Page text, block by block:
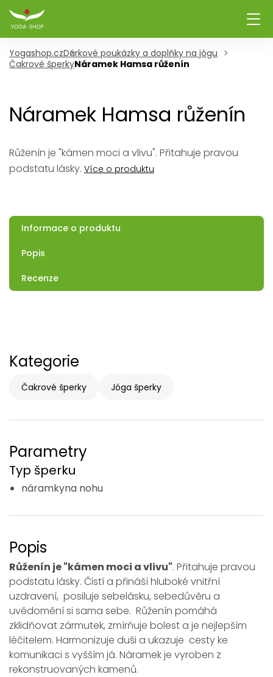
Yogashop.czDárkové poukázky a doplňky na jógu
Čakrové šperkyNáramek Hamsa růženín
Náramek Hamsa růženín
Růženín je "kámen moci a vlivu". Přitahuje pravou
podstatu lásky. Více o produktu
Informace o produktu
Popis
Recenze
Kategorie
Čakrové šperky Jóga šperky
Parametry
Typ šperku
náramkyna nohu
Popis
Růženín je "kámen moci a vlivu". Přitahuje pravou
podstatu lásky. Čistí a přináší hluboké vnitřní
uzdravení, posiluje sebelásku, sebedůvěru a
uvědomění si sama sebe. Růženín pomáhá
zklidňovat zármutek, zmírňuje bolest a je nejlepším
léčitelem. Harmonizuje duši a ukazuje cesty ke
komunikaci s vyšším já. Náramek je vyroben z
rekonstruovaných kamenů.